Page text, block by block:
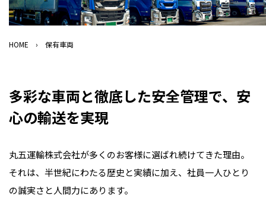
HOME 保有車両
多彩な車両と徹底した安全管理で、安
心の輸送を実現
丸五運輸株式会社が多くのお客様に選ばれ続けてきた理由。
それは、半世紀にわたる歴史と実績に加え、社員一人ひとり
の誠実さと人間力にあります。